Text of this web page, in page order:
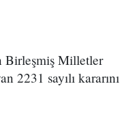
Birleşmiş Milletler
2231 sayılı kararını